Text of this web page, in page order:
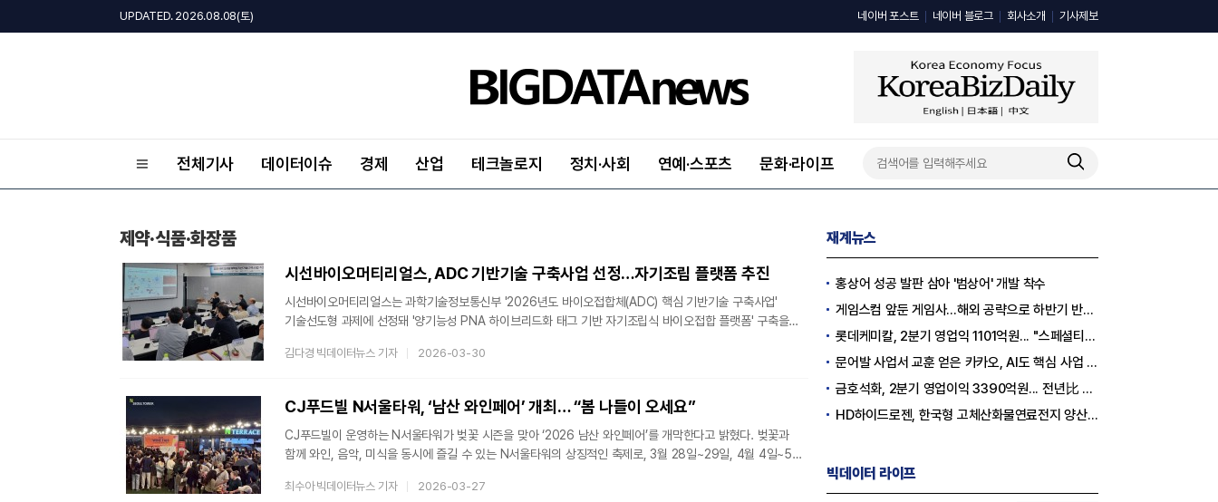
UPDATED. 2026.08.08(토) 네이버 포스트 네이버 블로그 회사소개 기사제보
전체기사 데이터이슈 경제 산업 테크놀로지 정치·사회 연예·스포츠 문화·라이프
제약·식품·화장품
시선바이오머티리얼스, ADC 기반기술 구축사업 선정…자기조립 플랫폼 추진
시선바이오머티리얼스는 과학기술정보통신부 '2026년도 바이오접합체(ADC) 핵심 기반기술 구축사업'
기술선도형 과제에 선정돼 '양기능성 PNA 하이브리드화 태그 기반 자기조립식 바이오접합 플랫폼' 구축을
연구책임자인 김용태 소재사업본부 이사는 지난 24일 개최된 킥오프 미팅에서 플랫폼의 주요 성과로
자기조립체의 세포 표면 결합 및 내재화 패턴을 확인한 결과를 제시하며 플랫폼의 실제 적용 가능성을
입증했다.차세대 바이오접합 분야는 다중
김다경 빅데이터뉴스 기자 2026-03-30
CJ푸드빌 N서울타워, ‘남산 와인페어’ 개최… “봄 나들이 오세요”
CJ푸드빌이 운영하는 N서울타워가 벚꽃 시즌을 맞아 ‘2026 남산 와인페어’를 개막한다고 밝혔다. 벚꽃과
함께 와인, 음악, 미식을 동시에 즐길 수 있는 N서울타워의 상징적인 축제로, 3월 28일~29일, 4월 4일~5일
시음하며 다양한 콘텐츠를 함께 즐길 수 있는 N서울타워의 대표 행사다. 이와 함께 합리적인 가격에 와인을
최수아 빅데이터뉴스 기자 2026-03-27
재계뉴스
홍상어 성공 발판 삼아 '범상어' 개발 착수
게임스컴 앞둔 게임사…해외 공략으로 하반기 반등 꾀한다
롯데케미칼, 2분기 영업익 1101억원... "스페셜티 전환 가속"
문어발 사업서 교훈 얻은 카카오, AI도 핵심 사업 '선택과 집중'
금호석화, 2분기 영업이익 3390억원... 전년比 419% 급증
HD하이드로젠, 한국형 고체산화물연료전지 양산체계 구축
빅데이터 라이프